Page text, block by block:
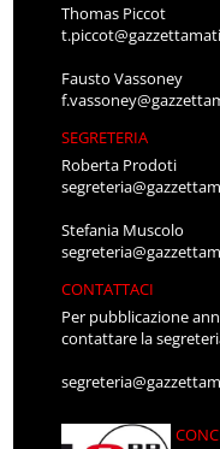
Thomas Piccot
Fausto Vassoney
SEGRETERIA
Roberta Prodoti
Stefania Muscolo
CONTATTACI
Per pubblicazione
contattare la